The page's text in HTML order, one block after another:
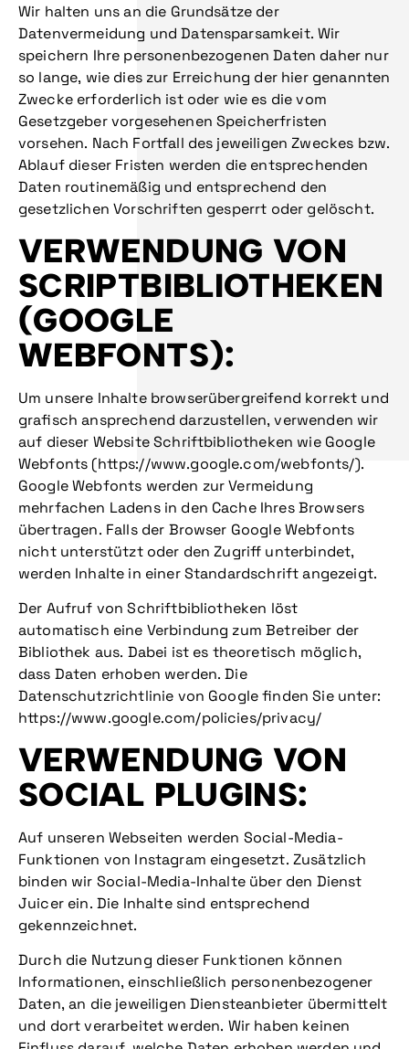
Wir halten uns an die Grundsätze der
Datenvermeidung und Datensparsamkeit. Wir
speichern Ihre personenbezogenen Daten daher nur
so lange, wie dies zur Erreichung der hier genannten
Zwecke erforderlich ist oder wie es die vom
Gesetzgeber vorgesehenen Speicherfristen
vorsehen. Nach Fortfall des jeweiligen Zweckes bzw.
Ablauf dieser Fristen werden die entsprechenden
Daten routinemäßig und entsprechend den
gesetzlichen Vorschriften gesperrt oder gelöscht.
VERWENDUNG VON
SCRIPTBIBLIOTHEKEN
(GOOGLE
WEBFONTS):
Um unsere Inhalte browserübergreifend korrekt und
grafisch ansprechend darzustellen, verwenden wir
auf dieser Website Schriftbibliotheken wie Google
Webfonts (https://www.google.com/webfonts/).
Google Webfonts werden zur Vermeidung
mehrfachen Ladens in den Cache Ihres Browsers
übertragen. Falls der Browser Google Webfonts
nicht unterstützt oder den Zugriff unterbindet,
werden Inhalte in einer Standardschrift angezeigt.
Der Aufruf von Schriftbibliotheken löst
automatisch eine Verbindung zum Betreiber der
Bibliothek aus. Dabei ist es theoretisch möglich,
dass Daten erhoben werden. Die
Datenschutzrichtlinie von Google finden Sie unter:
https://www.google.com/policies/privacy/
VERWENDUNG VON
SOCIAL PLUGINS:
Auf unseren Webseiten werden Social-Media-
Funktionen von Instagram eingesetzt. Zusätzlich
binden wir Social-Media-Inhalte über den Dienst
Juicer ein. Die Inhalte sind entsprechend
gekennzeichnet.
Durch die Nutzung dieser Funktionen können
Informationen, einschließlich personenbezogener
Daten, an die jeweiligen Diensteanbieter übermittelt
und dort verarbeitet werden. Wir haben keinen